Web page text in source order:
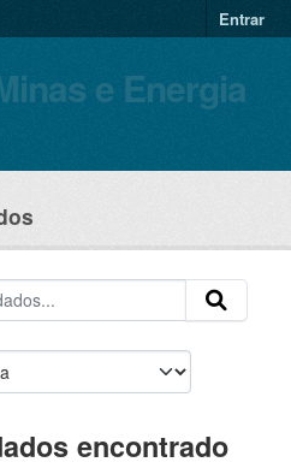
Entrar
e Energia
encontrado